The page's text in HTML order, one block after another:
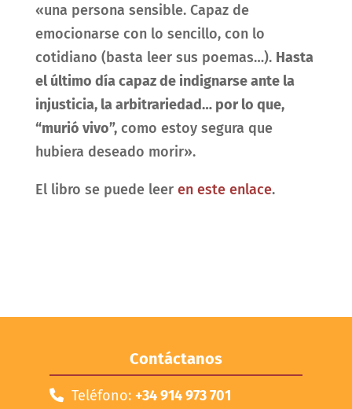
«una persona sensible. Capaz de
emocionarse con lo sencillo, con lo
cotidiano (basta leer sus poemas…). Hasta
el último día capaz de indignarse ante la
injusticia, la arbitrariedad… por lo que,
“murió vivo”,como estoy segura que
hubiera deseado morir».
El libro se puede leer en este enlace.
Contáctanos
Teléfono: +34 914 973 701